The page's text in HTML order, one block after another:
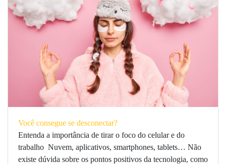
Você consegue se desconectar?
Entenda a importância de tirar o foco do celular e do
trabalho Nuvem, aplicativos, smartphones, tablets… Não
existe dúvida sobre os pontos positivos da tecnologia, como